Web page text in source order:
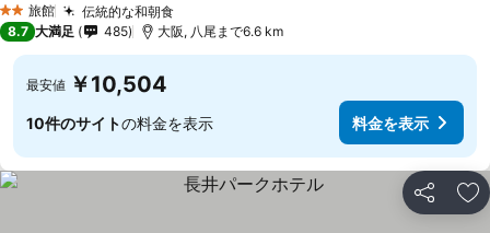
2 ホテルのランク
旅館 伝統的な和朝食
8.7 大満足 485 大阪, 八尾まで6.6 km
最安値 ￥10,504
10件のサイトの料金を表示 料金を表示
シェア お